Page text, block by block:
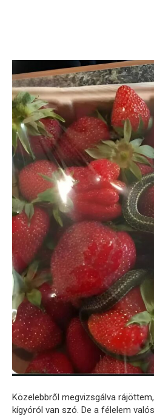
Közelebbről megvizsgálva
kígyóról van szó. De a félelem